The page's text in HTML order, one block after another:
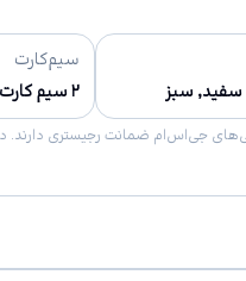
سبز
سیم‌کارت
۲ سیم کارت